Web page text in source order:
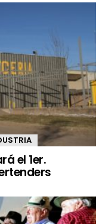
el 1er.